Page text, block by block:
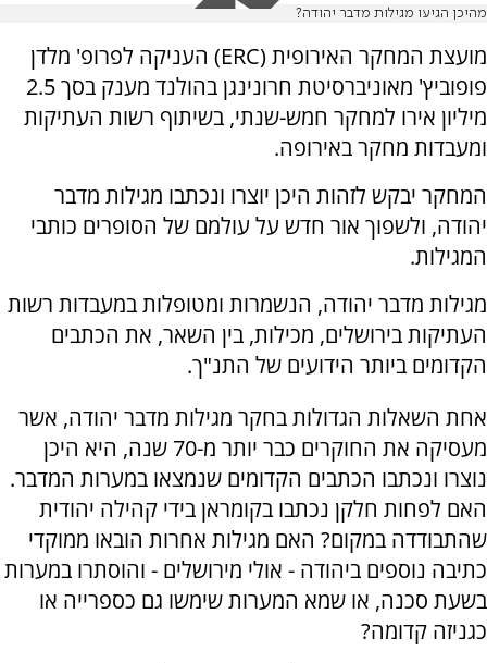
מהיכן הגיעו מגילות מדבר יהודה?
מועצת המחקר האירופית (ERC) העניקה לפרופ' מלדן
פופוביץ' מאוניברסיטת חרונינגן בהולנד מענק בסך 2.5
מיליון אירו למחקר חמש-שנתי, בשיתוף רשות העתיקות
ומעבדות מחקר באירופה.
המחקר יבקש לזהות היכן יוצרו ונכתבו מגילות מדבר
יהודה, ולשפוך אור חדש על עולמם של הסופרים כותבי
המגילות.
מגילות מדבר יהודה, הנשמרות ומטופלות במעבדות רשות
העתיקות בירושלים, מכילות, בין השאר, את הכתבים
הקדומים ביותר הידועים של התנ"ך.
אחת השאלות הגדולות בחקר מגילות מדבר יהודה, אשר
מעסיקה את החוקרים כבר יותר מ-70 שנה, היא היכן
נוצרו ונכתבו הכתבים הקדומים שנמצאו במערות המדבר.
האם לפחות חלקן נכתבו בקומראן בידי קהילה יהודית
שהתבודדה במקום? האם מגילות אחרות הובאו ממוקדי
כתיבה נוספים ביהודה - אולי מירושלים - והוסתרו במערות
בשעת סכנה, או שמא המערות שימשו גם כספרייה או
כגניזה קדומה?